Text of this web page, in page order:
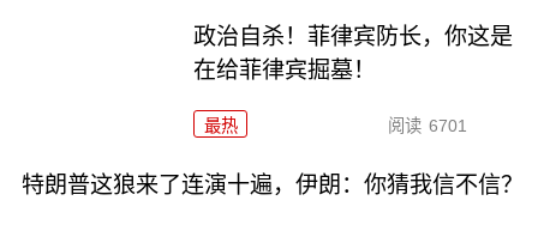
政治自杀！菲律宾防长，你这是
在给菲律宾掘墓！
最热 阅读 6701
特朗普这狼来了连演十遍，伊朗：你猜我信不信？